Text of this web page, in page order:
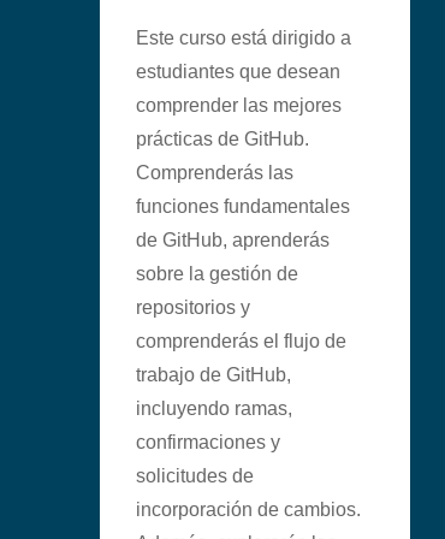
Este curso está dirigido a
estudiantes que desean
comprender las mejores
prácticas de GitHub.
Comprenderás las
funciones fundamentales
de GitHub, aprenderás
sobre la gestión de
repositorios y
comprenderás el flujo de
trabajo de GitHub,
incluyendo ramas,
confirmaciones y
solicitudes de
incorporación de cambios.